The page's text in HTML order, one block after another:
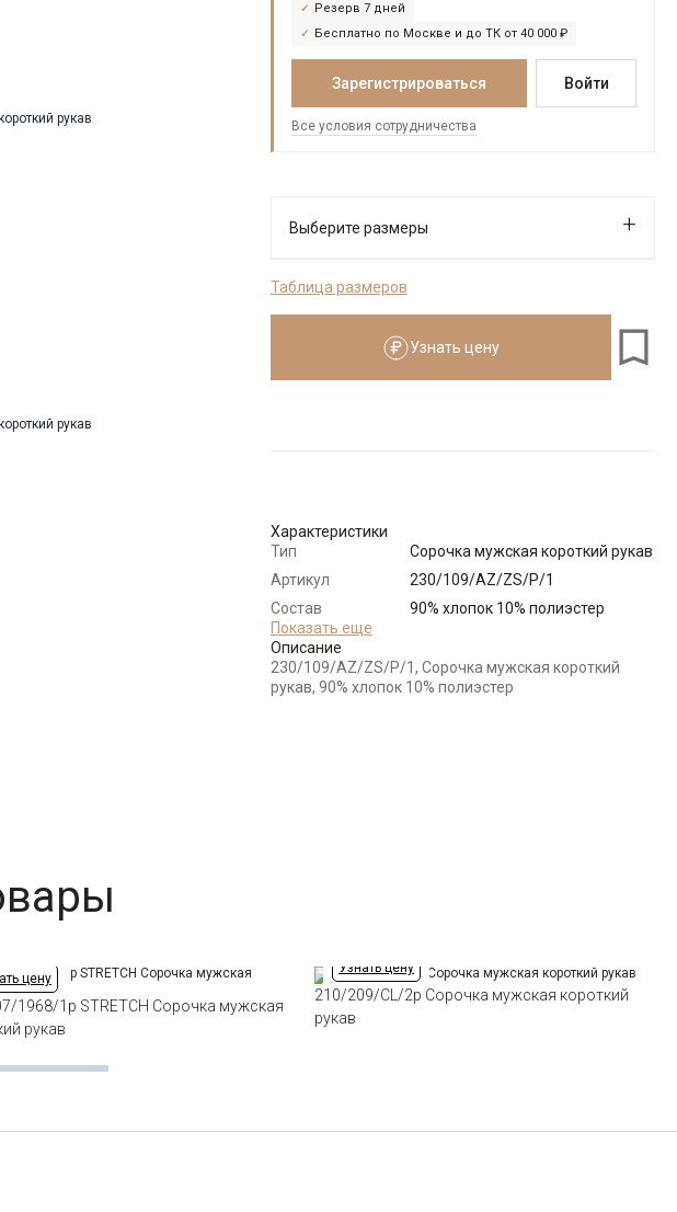
Резерв 7 дней
Бесплатно по Москве и до ТК от 40 000 ₽
Зарегистрироваться Войти
Все условия сотрудничества
Выберите размеры
- + 3
Выбрать размерный ряд
Таблица размеров
Узнать цену
Характеристики
Тип
Сорочка мужская короткий рукав
Артикул
230/109/AZ/ZS/P/1
Состав
сырья
90% хлопок 10% полиэстер
Бренд
Модель
Зауженная навыпуск
Показать еще
Описание
230/109/AZ/ZS/P/1, Сорочка мужская короткий
рукав, 90% хлопок 10% полиэстер
цену
1968/1p STRETCH Сорочка мужская
рукав
Узнать цену
210/209/CL/2p Сорочка мужская короткий
рукав